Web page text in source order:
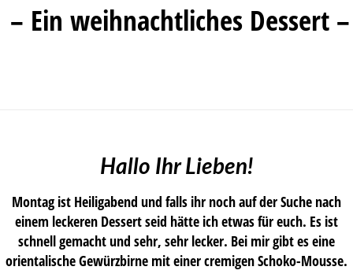
– Ein weihnachtliches Dessert –
Hallo Ihr Lieben!
Montag ist Heiligabend und falls ihr noch auf der Suche nach
einem leckeren Dessert seid hätte ich etwas für euch. Es ist
schnell gemacht und sehr, sehr lecker. Bei mir gibt es eine
orientalische Gewürzbirne mit einer cremigen Schoko-Mousse.